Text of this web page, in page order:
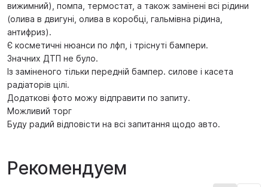
вижимний), помпа, термостат, а також замінені всі рідини
(олива в двигуні, олива в коробці, гальмівна рідина,
антифриз).
Є косметичні нюанси по лфп, і тріснуті бампери.
Значних ДТП не було.
Із заміненого тільки передній бампер. силове і касета
радіаторів цілі.
Додаткові фото можу відправити по запиту.
Можливий торг
Буду радий відповісти на всі запитання щодо авто.
Рекомендуем